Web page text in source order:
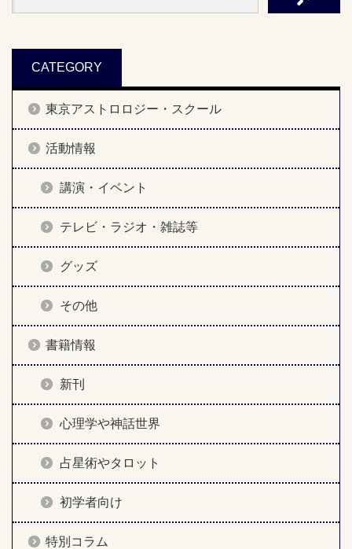
CATEGORY
東京アストロロジー・スクール
活動情報
講演・イベント
テレビ・ラジオ・雑誌等
グッズ
その他
書籍情報
新刊
心理学や神話世界
占星術やタロット
初学者向け
特別コラム